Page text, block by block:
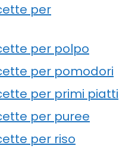
per
per polpo
per pomodori
per primi piatti
per puree
per riso